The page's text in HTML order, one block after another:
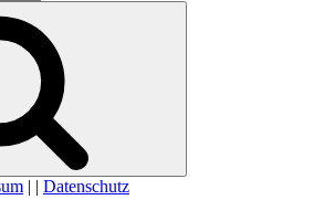
| | Datenschutz